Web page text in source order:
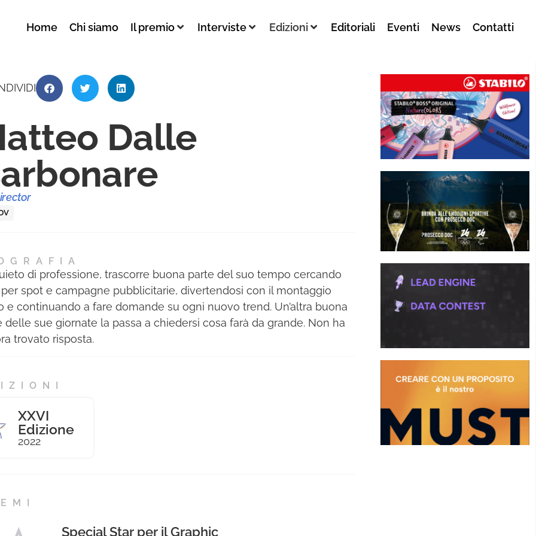
Home Chi siamo Il premio Interviste Edizioni Editoriali Eventi News Contatti
Dalle
di professione, trascorre buona parte del suo tempo cercando
spot e campagne pubblicitarie, divertendosi con il montaggio
e continuando a fare domande su ogni nuovo trend. Un’altra buona
delle sue giornate la passa a chiedersi cosa farà da grande. Non ha
trovato risposta.
XXVI
Edizione
2022
Special Star per il Graphic